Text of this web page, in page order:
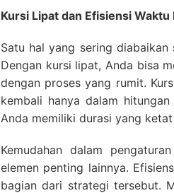
Kursi Lipat dan Efisiensi Waktu
Satu hal yang sering
Dengan kursi lipat, Anda bisa
dengan proses yang rumit.
kembali hanya dalam
Anda memiliki durasi yang
Kemudahan dalam
elemen penting lainnya.
bagian dari strategi tersebut.